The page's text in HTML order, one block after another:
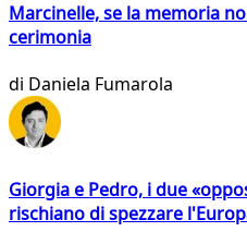
Marcinelle, se la memoria
cerimonia
di Daniela Fumarola
Giorgia e Pedro, i due
rischiano di spezzare